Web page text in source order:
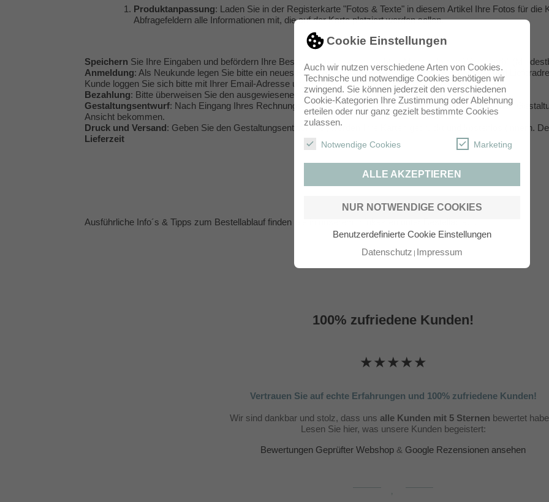
Cookie Einstellungen
Auch wir nutzen verschiedene Arten von Cookies.
Technische und notwendige Cookies benötigen wir
zwingend. Sie können jederzeit den verschiedenen
Cookie-Kategorien Ihre Zustimmung oder Ablehnung
erteilen oder nur ganz gezielt bestimmte Cookies
zulassen.
Notwendige Cookies Marketing
ALLE AKZEPTIEREN
NUR NOTWENDIGE COOKIES
Benutzerdefinierte Cookie Einstellungen
Datenschutz Impressum
Produktanpassung: Laden Sie in der Registerkarte "Fotos & Texte" in diesem Artikel Ihre Fotos für die
Abfragefeldern alle Informationen mit, die auf der Karte platziert werden sollen.
Speichern Sie Ihre Eingaben und befördern Ihre Bestellung in der gewünschten Menge "In den Warenkorb"
Anmeldung: Als Neukunde legen Sie bitte ein neues Konto bei uns an und teilen uns Ihre Rechnungs- und
Kunde loggen Sie sich bitte mit Ihrer Email-Adresse und Ihrem Passwort ein.
Bezahlung: Bitte überweisen Sie den ausgewiesenen Rechnungsbetrag auf unser Konto.
Gestaltungsentwurf: Nach Eingang Ihres Rechnungsbetrages auf unserem Konto erstellen wir Ihnen einen
Ansicht bekommen.
Druck und Versand: Geben Sie den Gestaltungsentwurf frei, werden Ihre Karten gedruckt und kostenlos (innerh.
Lieferzeit
Ausführliche Info´s & Tipps zum Bestellablauf finden Sie in unserem Infokasten unter
100% zufriedene Kunden!
★★★★★
Vertrauen Sie auf echte Erfahrungen und 100% zufriedene Kunden!
Wir sind dankbar und stolz, dass uns alle Kunden mit 5 Sternen bewertet
Lesen Sie hier, was unsere Kunden begeistert:
Bewertungen Geprüfter Webshop & Google Rezensionen ansehen